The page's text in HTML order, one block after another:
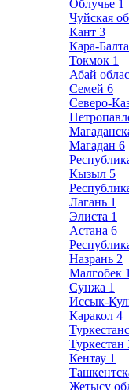
Облучье 1
Чуйская
Кант 3
Кара-Балта
Токмок 1
Абай
Семей 6
Северо-
Магадан 6
Кызыл 5
Лагань 1
Элиста 1
Астана 6
Назрань 2
Малгобек 1
Сунжа 1
Иссык-
Каракол 4
Туркестан
Кентау 1
Жетысу